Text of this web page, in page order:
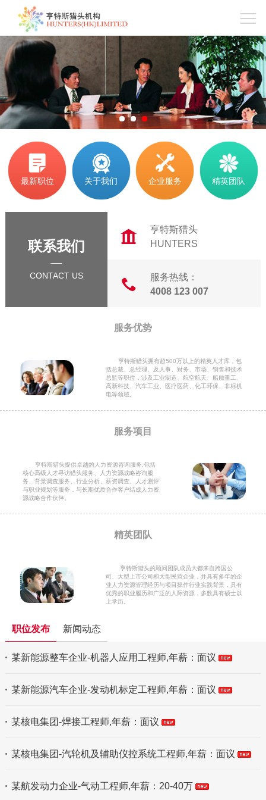
1 2 3
最新职位 关于我们 企业服务 精英团队
联系我们
CONTACT US
亨特斯猎头
HUNTERS
服务热线：
4008 123 007
服务优势
亨特斯猎头拥有超500万以上的精英人才库，包
括总裁、总经理、及人事、财务、市场、销售和技术
总监等职位，涉及工业制造、航空航天、船舶重工、
高新科技、汽车工业、医疗医药、化工环保、非标机
电等领域。
服务项目
亨特斯猎头提供卓越的人力资源咨询服务,包括
核心高级人才寻访猎头服务、人力资源战略咨询服
务、背景调查服务、行业分析、薪资调查、人才测评
与职业规划等服务，与长期优质合作客户结成人力资
源战略合作伙伴。
精英团队
亨特斯猎头的顾问团队成员大都来自跨国公
司、大型上市公司和大型民营企业，并具有多年的企
业人力资源管理经历与项目操作行业实践背景，具有
优秀的职业履历和广泛的人际资源，多数具有硕士以
上学历。
职位发布 新闻动态
某新能源整车企业-机器人应用工程师,年薪：面议
某新能源汽车企业-发动机标定工程师,年薪：面议
某核电集团-焊接工程师,年薪：面议
某核电集团-汽轮机及辅助仪控系统工程师,年薪：面议
某航发动力企业-气动工程师,年薪：20-40万